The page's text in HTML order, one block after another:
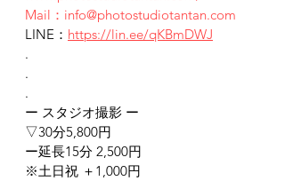
Mail：info@photostudiotantan.com
LINE： https://lin.ee/qKBmDWJ
.
.
.
ー スタジオ撮影 ー
▽30分5,800円
ー延長15分 2,500円
※土日祝 ＋1,000円